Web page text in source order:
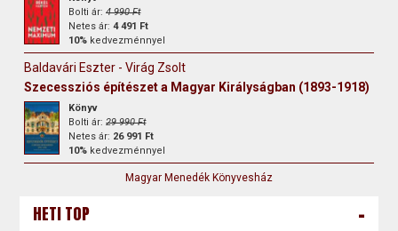
Bolti ár:4 990 Ft
Netes ár:4 491 Ft
10% kedvezménnyel
Baldavári Eszter - Virág Zsolt
Szecessziós építészet a Magyar Királyságban (1893-1918)
Könyv
Bolti ár:29 990 Ft
Netes ár: 26 991 Ft
10% kedvezménnyel
Magyar Menedék Könyvesház
HETI TOP -